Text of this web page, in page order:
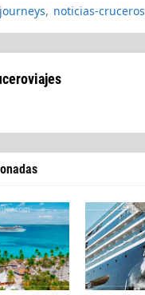
noticias-cruceros